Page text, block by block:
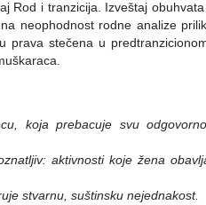
Rod i tranzicija. Izveštaj
neophodnost rodne analize
prava stečena u
koja prebacuje svu
aktivnosti koje žena
stvarnu, suštinsku nejednakost.